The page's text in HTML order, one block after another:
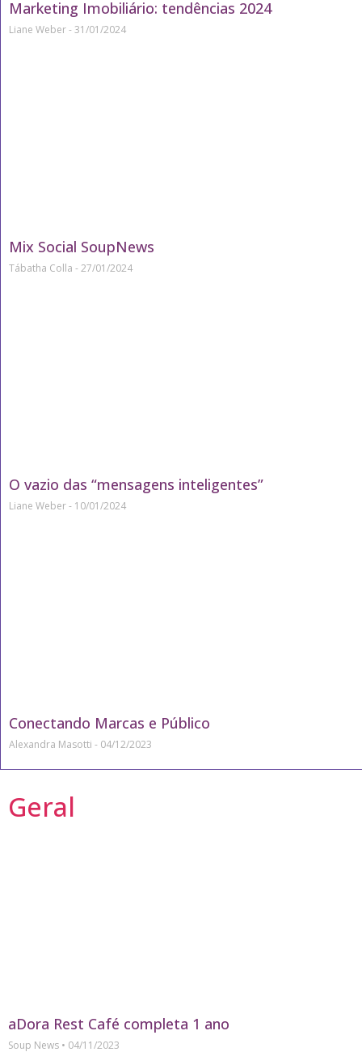
Marketing Imobiliário: tendências 2024
Liane Weber 31/01/2024
Mix Social SoupNews
Tábatha Colla 27/01/2024
O vazio das “mensagens inteligentes”
Liane Weber 10/01/2024
Conectando Marcas e Público
Alexandra Masotti 04/12/2023
Geral
aDora Rest Café completa 1 ano
Soup News 04/11/2023